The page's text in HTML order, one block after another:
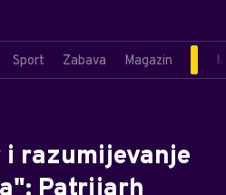
Sport Zabava Magazin
razumijevanje